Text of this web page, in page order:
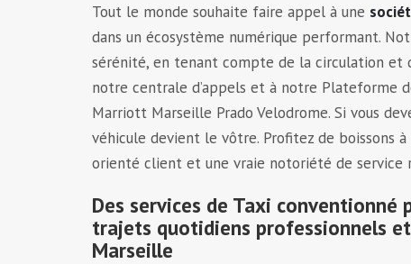
Tout le monde souhaite faire appel à une
dans un écosystème numérique performant.
sérénité, en tenant compte de la circulation et
notre centrale d’appels et à notre Plateforme
Marriott Marseille Prado Velodrome. Si vous
véhicule devient le vôtre. Profitez de boissons
orienté client et une vraie notoriété de service
Des services de Taxi conventionné
trajets quotidiens professionnels
Marseille